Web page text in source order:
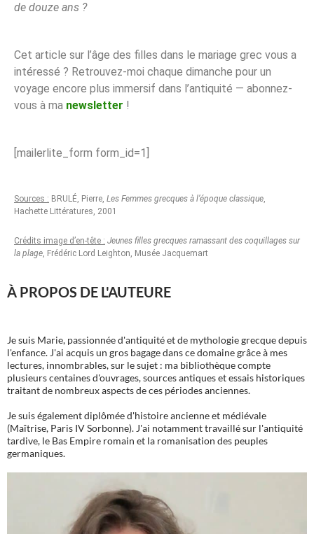
de douze ans ?
Cet article sur l’âge des filles dans le mariage grec vous a
intéressé ? Retrouvez-moi chaque dimanche pour un
voyage encore plus immersif dans l’antiquité — abonnez-
vous à ma newsletter !
[mailerlite_form form_id=1]
Sources : BRULÉ, Pierre, Les Femmes grecques à l’époque classique,
Hachette Littératures, 2001
Crédits image d’en-tête : Jeunes filles grecques ramassant des coquillages sur
la plage, Frédéric Lord Leighton, Musée Jacquemart
À PROPOS DE L'AUTEURE
Je suis Marie, passionnée d'antiquité et de mythologie grecque depuis
l'enfance. J'ai acquis un gros bagage dans ce domaine grâce à mes
lectures, innombrables, sur le sujet : ma bibliothèque compte
plusieurs centaines d'ouvrages, sources antiques et essais historiques
traitant de nombreux aspects de ces périodes anciennes.
Je suis également diplômée d'histoire ancienne et médiévale
(Maîtrise, Paris IV Sorbonne). J'ai notamment travaillé sur l'antiquité
tardive, le Bas Empire romain et la romanisation des peuples
germaniques.